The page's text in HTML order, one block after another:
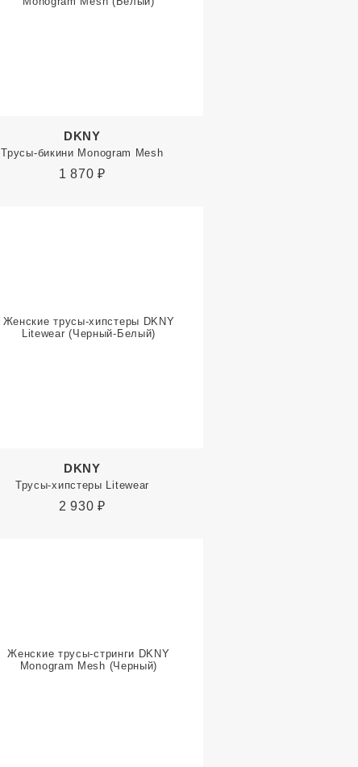
DKNY
Трусы-бикини Monogram Mesh
1 870 ₽
DKNY
Трусы-хипстеры Litewear
2 930 ₽